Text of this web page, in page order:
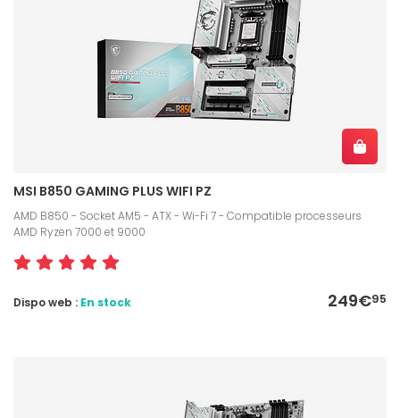
MSI B850 GAMING PLUS WIFI PZ
AMD B850 - Socket AM5 - ATX - Wi-Fi 7 - Compatible processeurs
AMD Ryzen 7000 et 9000
249€95
Dispo web : En stock